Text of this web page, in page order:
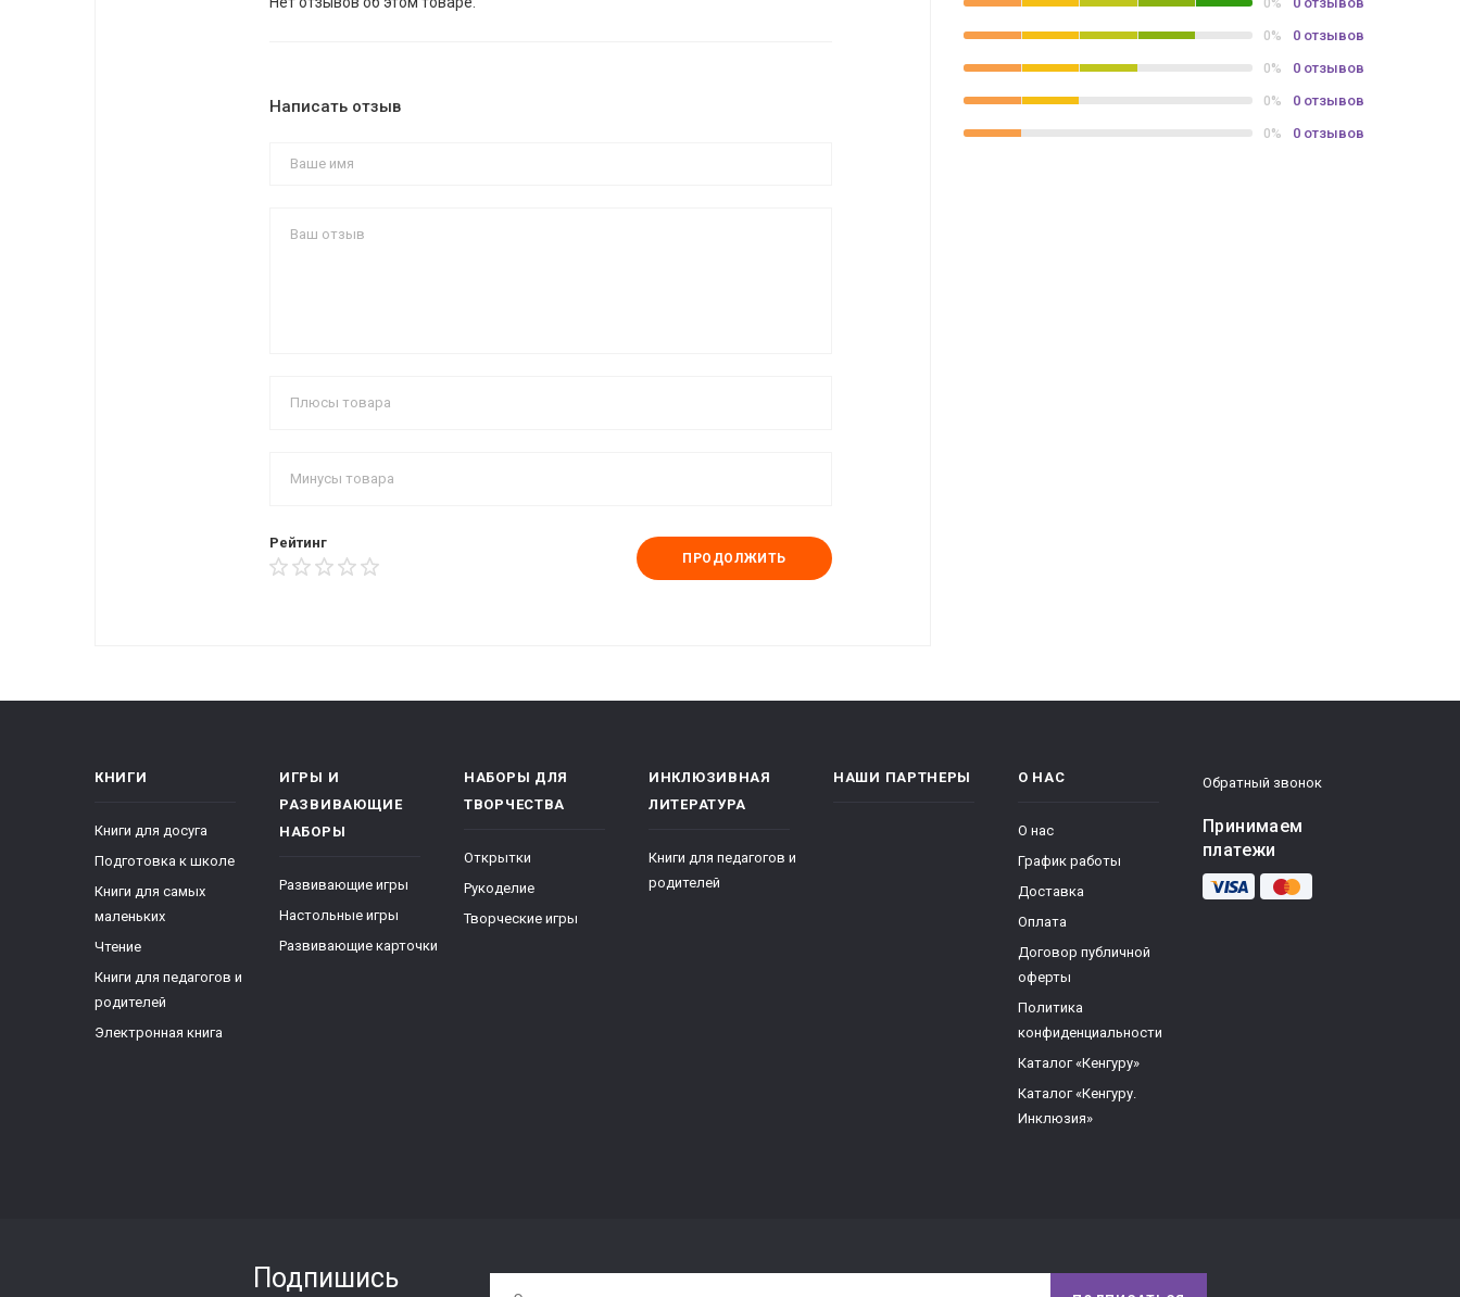
Написать отзыв
Рейтинг
ПРОДОЛЖИТЬ
0%
0% 0 отзывов
0% 0 отзывов
0% 0 отзывов
0% 0 отзывов
КНИГИ
Книги для досуга
Подготовка к школе
Книги для самых
маленьких
Чтение
Книги для педагогов и
родителей
Электронная книга
ИГРЫ И
РАЗВИВАЮЩИЕ
НАБОРЫ
Развивающие игры
Настольные игры
Развивающие карточки
НАБОРЫ ДЛЯ
ТВОРЧЕСТВА
Открытки
Рукоделие
Творческие игры
ИНКЛЮЗИВНАЯ
ЛИТЕРАТУРА
Книги для педагогов и
родителей
НАШИ ПАРТНЕРЫ О НАС
О нас
График работы
Доставка
Оплата
Договор публичной
оферты
Политика
конфиденциальности
Каталог «Кенгуру»
Каталог «Кенгуру.
Инклюзия»
Обратный звонок
Принимаем
платежи
Подпишись